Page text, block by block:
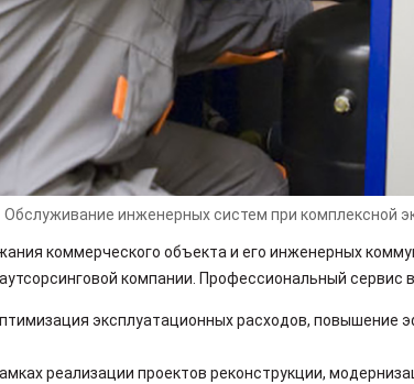
Обслуживание инженерных систем при комплексной
коммерческого объекта и его инженерных
компании. Профессиональный сервис
эксплуатационных расходов, повышение
реализации проектов реконструкции,